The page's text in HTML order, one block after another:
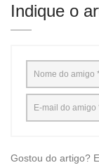
Indique o
Gostou do artigo?